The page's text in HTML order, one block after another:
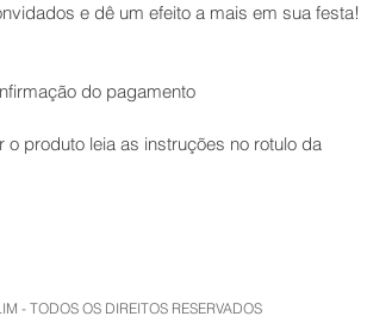
e dê um efeito a mais em sua festa!
do pagamento
o produto leia as instruções no rotulo da
- TODOS OS DIREITOS RESERVADOS